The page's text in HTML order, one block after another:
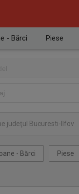
- Bărci Piese
judeţul Bucuresti-Ilfov
- Bărci Piese